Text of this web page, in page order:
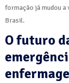
formação já mudou a
Brasil.
O futuro